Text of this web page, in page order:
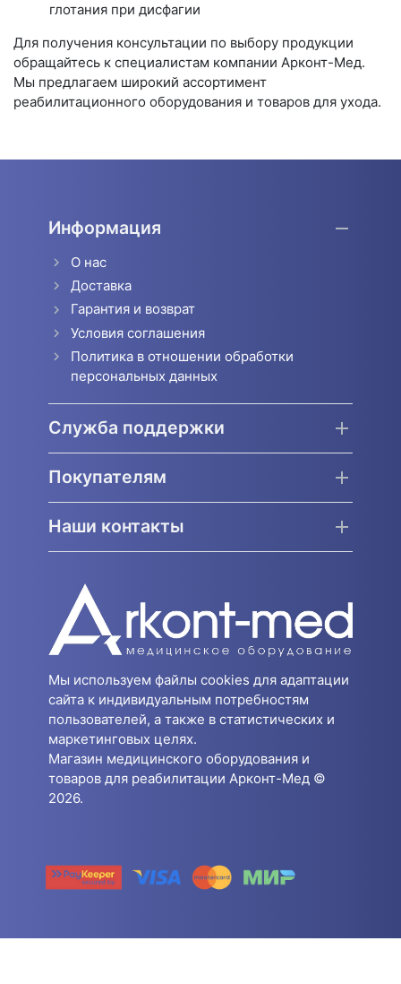
глотания при дисфагии
Для получения консультации по выбору продукции
обращайтесь к специалистам компании Арконт-Мед.
Мы предлагаем широкий ассортимент
реабилитационного оборудования и товаров для ухода.
Информация
О нас
Доставка
Гарантия и возврат
Условия соглашения
Политика в отношении обработки
персональных данных
Служба поддержки
Покупателям
Наши контакты
Мы используем файлы cookies для адаптации
сайта к индивидуальным потребностям
пользователей, а также в статистических и
маркетинговых целях.
Магазин медицинского оборудования и
товаров для реабилитации Арконт-Мед ©
2026.